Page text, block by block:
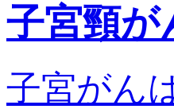
子宮頸が
子宮がん